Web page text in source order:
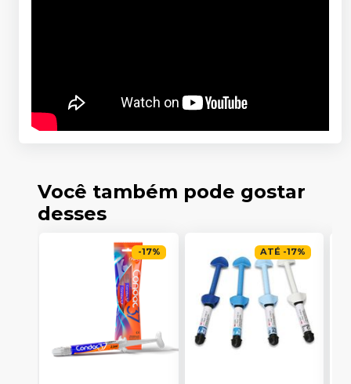
Você também pode gostar
desses
-17% ATÉ -17%